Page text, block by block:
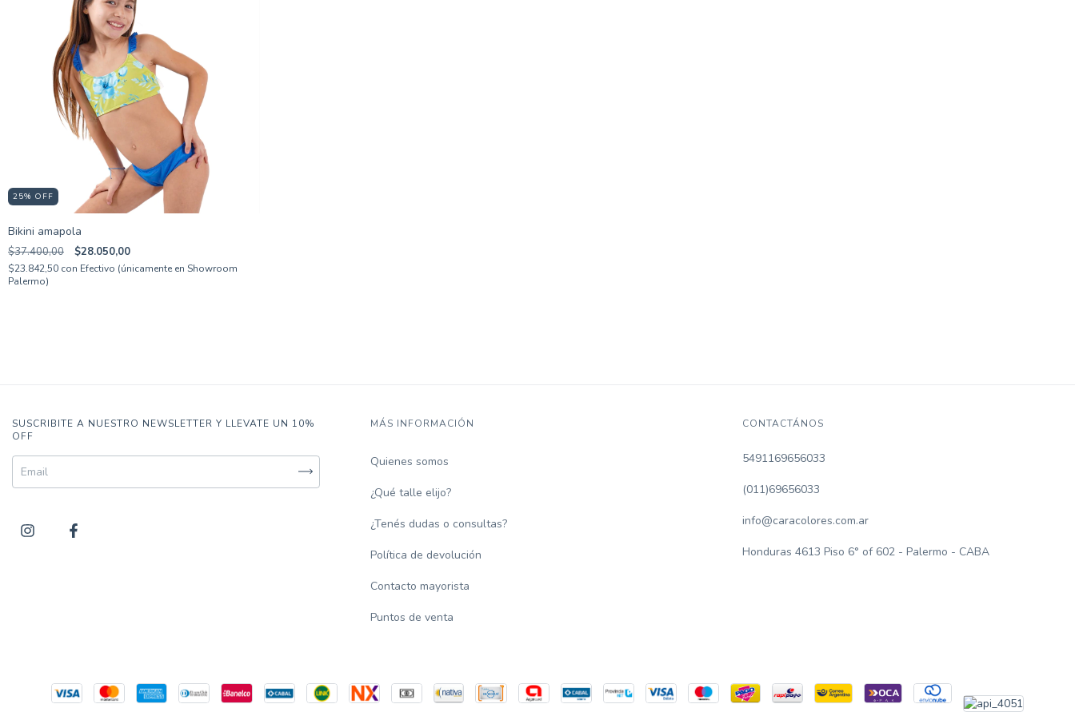
25% OFF
Bikini amapola
$37.400,00 $28.050,00
$23.842,50 con Efectivo (únicamente en Showroom
Palermo)
SUSCRIBITE A NUESTRO NEWSLETTER Y LLEVATE UN 10%
OFF
MÁS INFORMACIÓN
Quienes somos
¿Qué talle elijo?
¿Tenés dudas o consultas?
Política de devolución
Contacto mayorista
Puntos de venta
CONTACTÁNOS
5491169656033
(011)69656033
info@caracolores.com.ar
Honduras 4613 Piso 6° of 602 - Palermo - CABA